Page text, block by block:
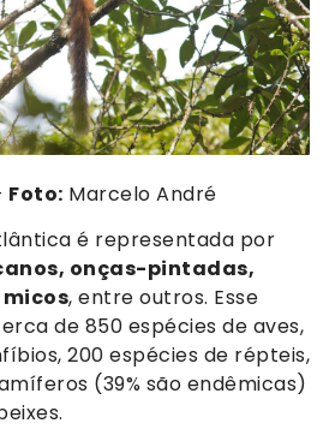
Foto: Marcelo André
é representada por
onças-pintadas,
, entre outros. Esse
de 850 espécies de aves,
200 espécies de répteis,
(39% são endêmicas)